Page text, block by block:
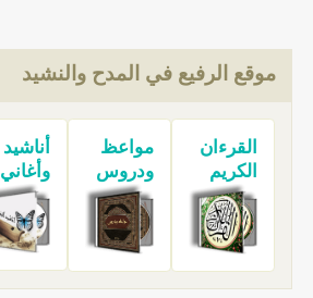
موقع الرفيع في المدح والنشيد
القرءان
الكريم
مواعظ
ودروس
أناشيد
وأغاني